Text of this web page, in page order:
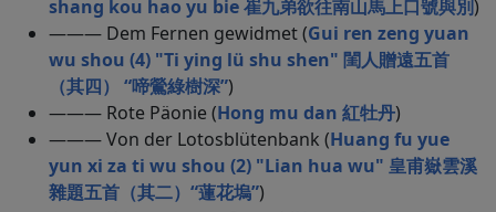
shang kou hao yu bie 崔九弟欲往南山馬上口號與別)
——— Dem Fernen gewidmet (Gui ren zeng yuan
wu shou (4) "Ti ying lü shu shen" 閨人贈遠五首
（其四） “啼鶯綠樹深”)
——— Rote Päonie (Hong mu dan 紅牡丹)
——— Von der Lotosblütenbank (Huang fu yue
yun xi za ti wu shou (2) "Lian hua wu" 皇甫嶽雲溪
雜題五首（其二）“蓮花塢”)